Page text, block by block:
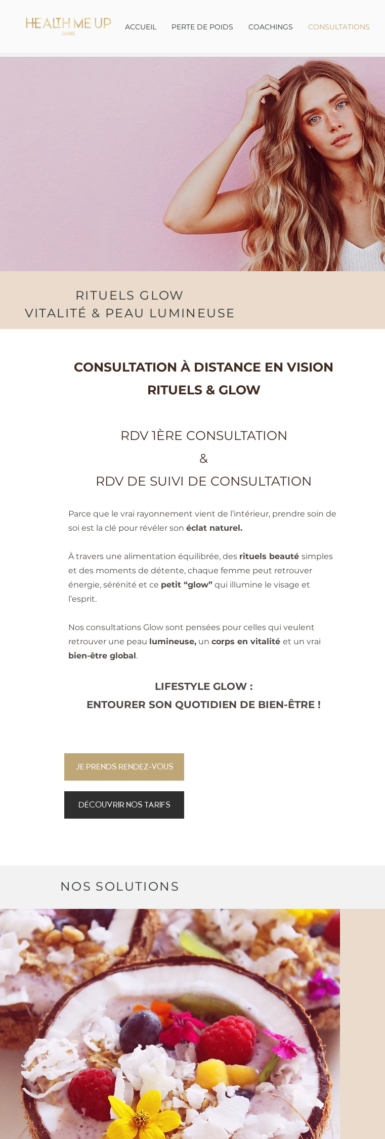
ACCUEIL PERTE DE POIDS COACHINGS CONSULTATIONS
CONSULTATION À DISTANCE EN VISION
RITUELS & GLOW
RDV 1ÈRE CONSULTATION
&
RDV DE SUIVI DE CONSULTATION
Parce que le vrai rayonnement vient de l’intérieur, prendre soin de
soi est la clé pour révéler sonéclat naturel.
À travers une alimentation équilibrée, des rituels beautésimples
et des moments de détente, chaque femme peut retrouver
énergie, sérénité et ce petit “glow” qui illumine le visage et
l’esprit.
Nos consultations Glow sont pensées pour celles qui veulent
retrouver une peau lumineuse, uncorps en vitalitéet un vrai
bien-être global.
LIFESTYLE GLOW :
ENTOURER SON QUOTIDIEN DE BIEN-ÊTRE !
JE PRENDS RENDEZ-VOUS
DÉCOUVRIR NOS TARIFS
RITUELS GLOW
VITALITÉ & PEAU LUMINEUSE
NOS SOLUTIONS